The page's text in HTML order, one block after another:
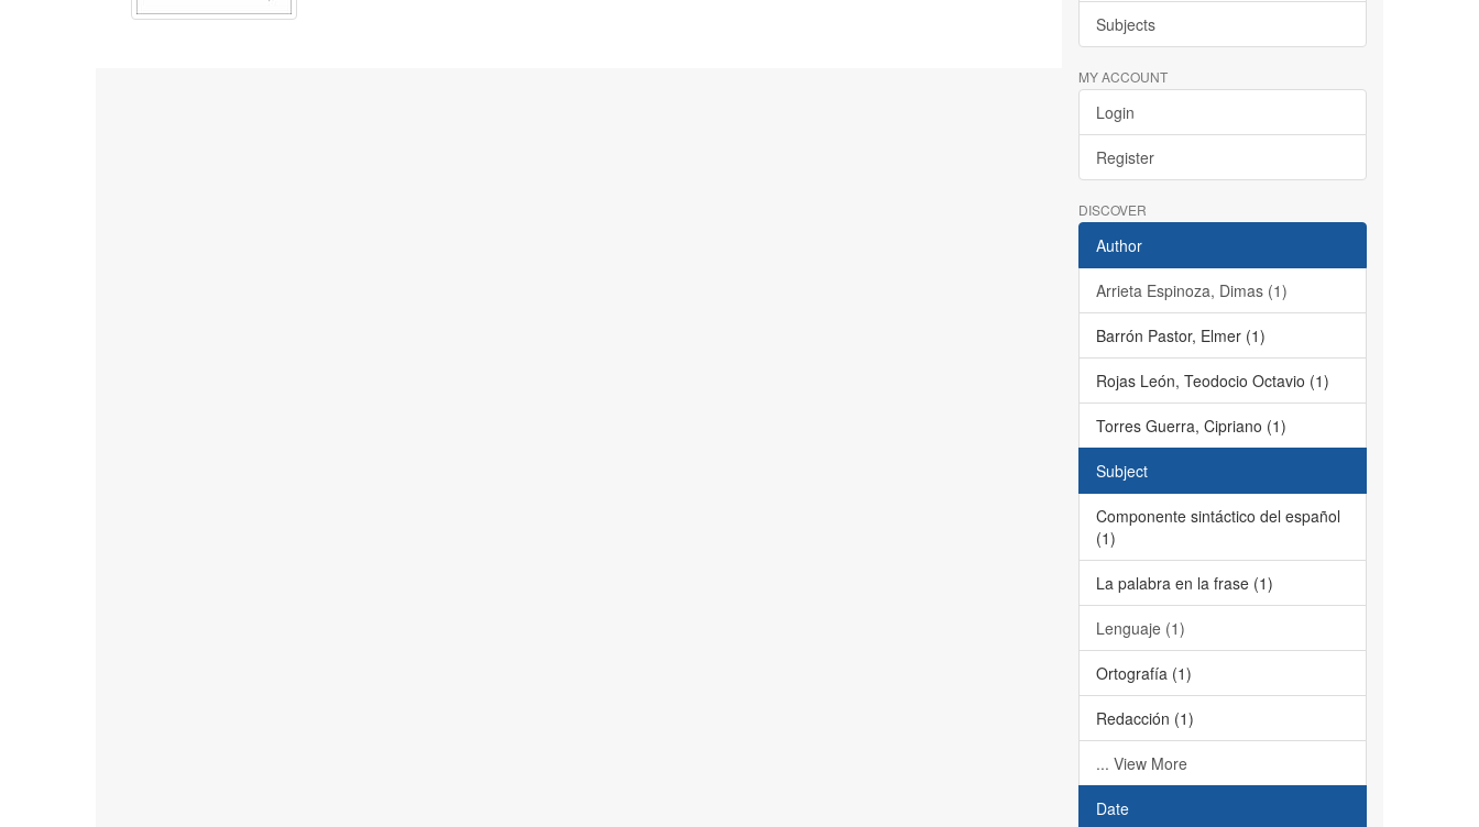
Subjects
MY ACCOUNT
Login
Register
DISCOVER
Author
Arrieta Espinoza, Dimas (1)
Barrón Pastor, Elmer (1)
Rojas León, Teodocio Octavio (1)
Torres Guerra, Cipriano (1)
Subject
Componente sintáctico del español
(1)
La palabra en la frase (1)
Lenguaje (1)
Ortografía (1)
Redacción (1)
... View More
Date